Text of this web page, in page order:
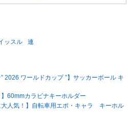
ッスル 連
ワールドカップ ”】サッカーボール キ
60mmカラビナキーホルダー
人気！】自転車用エポ・キャラ キーホル